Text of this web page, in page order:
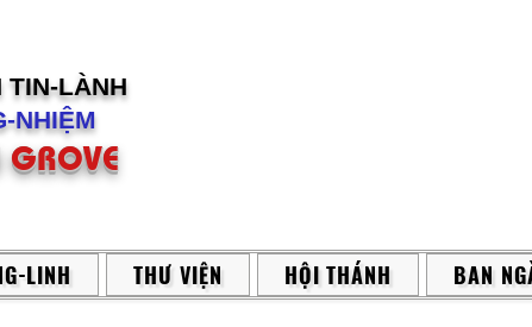
TIN-LÀNH
NHIỆM
LINH THƯ VIỆN HỘI THÁNH BAN